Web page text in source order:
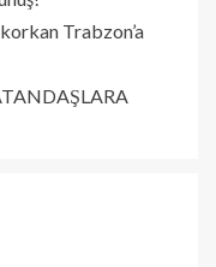
Trabzon’a